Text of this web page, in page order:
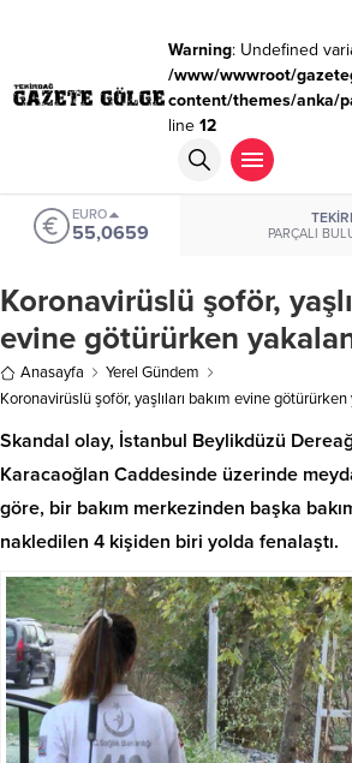
Warning: Undefined
/www/wwwroot/
content/themes/anka/
line 12
EURO
55,0659 PARÇALI
Koronavirüslü şoför,
evine götürürken
Anasayfa
Yerel Gündem
Koronavirüslü şoför, yaşlıları bakım evine götürürken
Skandal olay, İstanbul Beylikdüzü
Karacaoğlan Caddesinde üzerinde
göre, bir bakım merkezinden başka
nakledilen 4 kişiden biri yolda fenalaştı.